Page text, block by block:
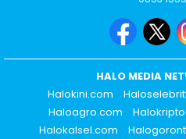
HALO MEDIA
Halokini.com
Haloagro.com
Halokalsel.com